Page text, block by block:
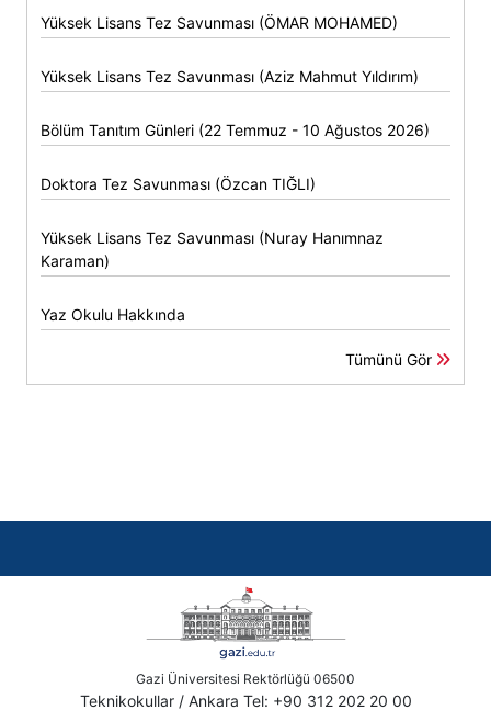
Yüksek Lisans Tez Savunması (ÖMAR MOHAMED)
Yüksek Lisans Tez Savunması (Aziz Mahmut Yıldırım)
Bölüm Tanıtım Günleri (22 Temmuz - 10 Ağustos 2026)
Doktora Tez Savunması (Özcan TIĞLI)
Yüksek Lisans Tez Savunması (Nuray Hanımnaz
Karaman)
Yaz Okulu Hakkında
Tümünü Gör
Gazi Üniversitesi Rektörlüğü 06500
Teknikokullar / Ankara Tel: +90 312 202 20 00